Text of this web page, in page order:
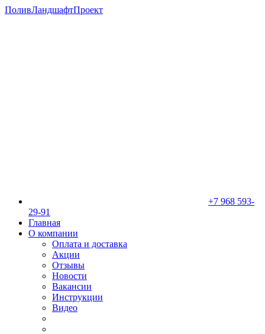
ПоливЛандшафтПроект
+7 968 593-
29-91
Главная
О компании
Оплата и доставка
Акции
Отзывы
Новости
Вакансии
Инструкции
Видео